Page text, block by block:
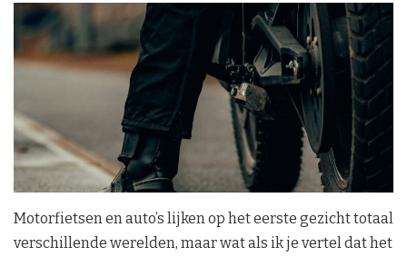
Motorfietsen en auto’s lijken op het eerste gezicht totaal
verschillende werelden, maar wat als ik je vertel dat het